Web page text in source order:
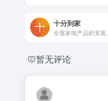
十分到家
暂无评论